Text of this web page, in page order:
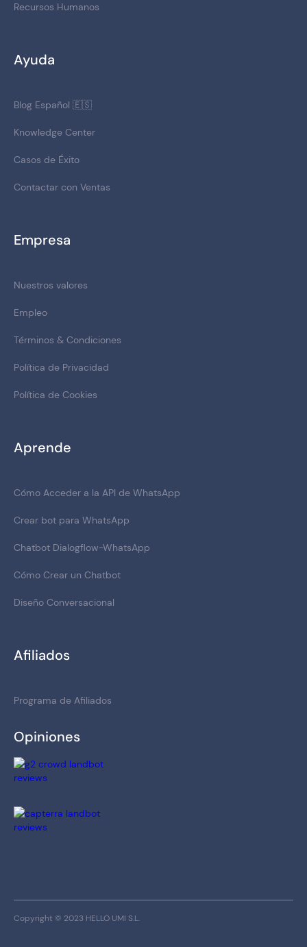
Recursos Humanos
Ayuda
Blog Español 🇪🇸
Knowledge Center
Casos de Éxito
Contactar con Ventas
Empresa
Nuestros valores
Empleo
Términos & Condiciones
Política de Privacidad
Política de Cookies
Aprende
Cómo Acceder a la API de WhatsApp
Crear bot para WhatsApp
Chatbot Dialogflow-WhatsApp
Cómo Crear un Chatbot
Diseño Conversacional
Afiliados
Programa de Afiliados
Opiniones
Copyright © 2023 HELLO UMI S.L.